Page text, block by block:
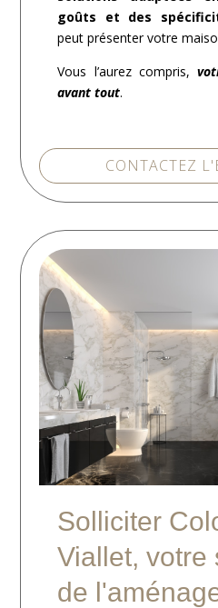
goûts et des
peut présenter votre
Vous l’aurez compris,
avant tout.
CONTACTEZ
Solliciter
Viallet, votre
de